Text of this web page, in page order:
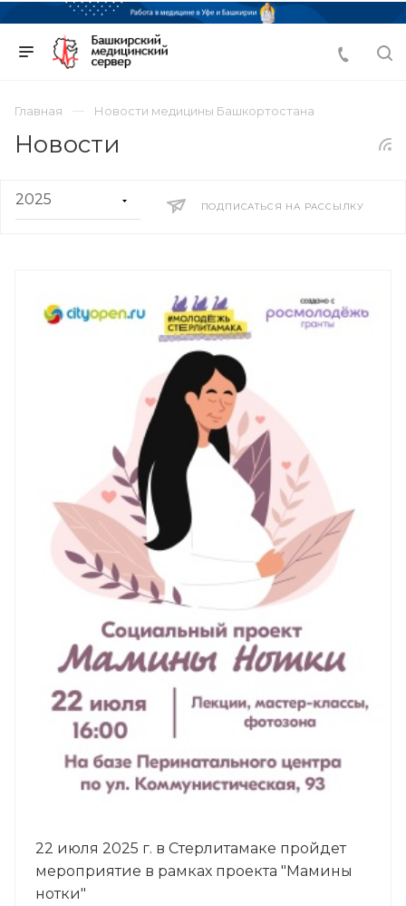
Главная Новости медицины Башкортостана
Новости
ПОДПИСАТЬСЯ НА РАССЫЛКУ
22 июля 2025 г. в Стерлитамаке пройдет
мероприятие в рамках проекта "Мамины
нотки"